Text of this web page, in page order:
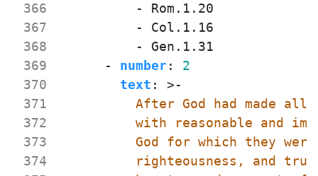
366
367
368
369
370
371
372
373
374
- Rom.1.20
- Col.1.16
- Gen.1.31
- number:
2
text : >-